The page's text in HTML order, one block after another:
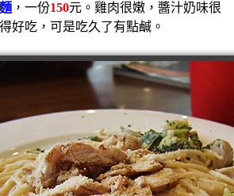
，一份150元。雞肉很嫩，醬汁奶味很
好吃，可是吃久了有點鹹。